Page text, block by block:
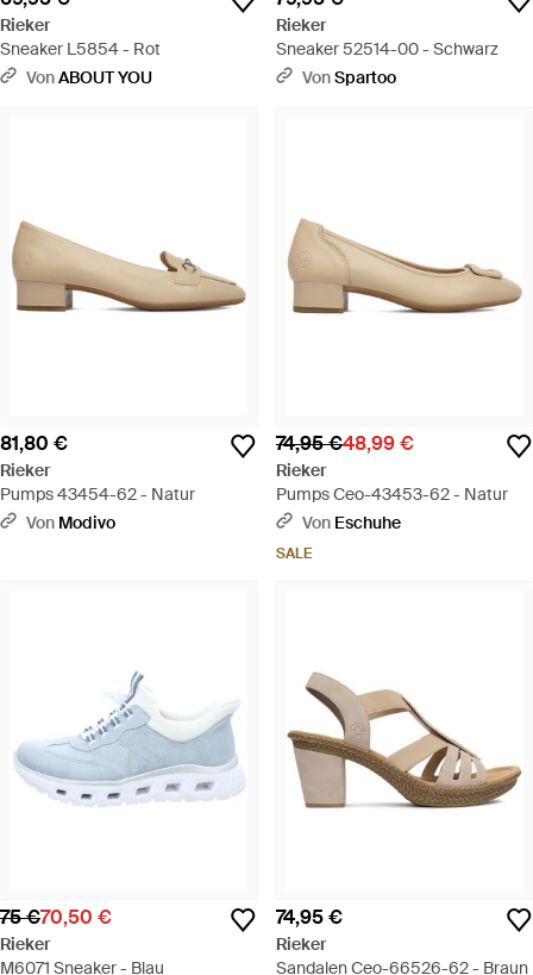
Rieker
Sneaker L5854 - Rot
VonABOUT YOU
Rieker
Sneaker 52514-00 - Schwarz
VonSpartoo
81,80 €
Rieker
Pumps 43454-62 - Natur
Von Modivo
74,95 €48,99 €
Rieker
Pumps Ceo-43453-62 - Natur
Von Eschuhe
SALE
75 €70,50 €
Rieker
M6071 Sneaker - Blau
74,95 €
Rieker
Sandalen Ceo-66526-62 - Braun